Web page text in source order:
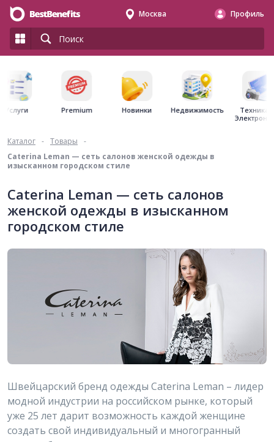
Москва Профиль
Услуги Premium Новинки Недвижимость
Техника
Каталог - Товары
-
Caterina Leman — сеть салонов женской одежды в
изысканном городском стиле
Caterina Leman — сеть салонов
женской одежды в изысканном
городском стиле
Швейцарский бренд одежды Caterina Leman – лидер
модной индустрии на российском рынке, который
уже 25 лет дарит возможность каждой женщине
создать свой индивидуальный и многогранный